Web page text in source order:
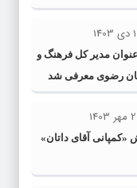
مدیر کل فرهنگ و
رضوی معرفی شد
«کمپانی آقای داتان»